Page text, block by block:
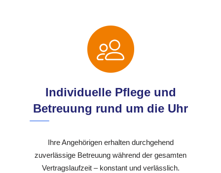
Individuelle Pflege und
Betreuung rund um die Uhr
Ihre Angehörigen erhalten durchgehend
zuverlässige Betreuung während der gesamten
Vertragslaufzeit – konstant und verlässlich.